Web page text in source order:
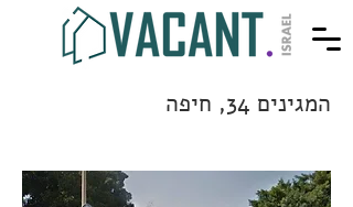
המגינים 34, חיפה